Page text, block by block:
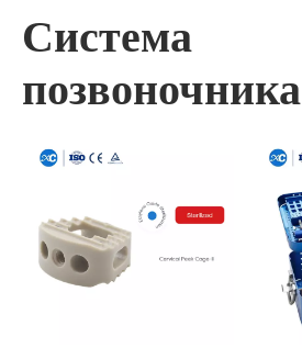
Система
позвоночника